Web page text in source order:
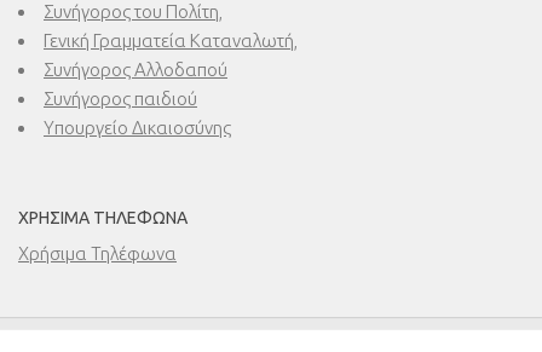
Συνήγορος του Πολίτη,
Γενική Γραμματεία Καταναλωτή,
Συνήγορος Αλλοδαπού
Συνήγορος παιδιού
Υπουργείο Δικαιοσύνης
ΧΡΉΣΙΜΑ ΤΗΛΈΦΩΝΑ
Χρήσιμα Τηλέφωνα